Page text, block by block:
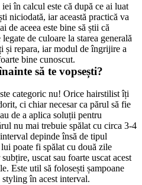
în calcul este că după ce ai luat
niciodată, iar această practică va
de aceea este bine să știi că
de culoare la starea generală
și repara, iar modul de îngrijire a
bine cunoscut.
să te vopsești?
categoric nu! Orice hairstilist îți
ci chiar necesar ca părul să fie
de a aplica soluții pentru
nu mai trebuie spălat cu circa 3-4
depinde însă de tipul
poate fi spălat cu două zile
uscat sau foarte uscat acest
Este util să folosești șampoane
în acest interval.